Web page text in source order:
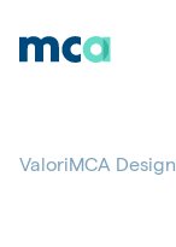
ValoriMCA Design